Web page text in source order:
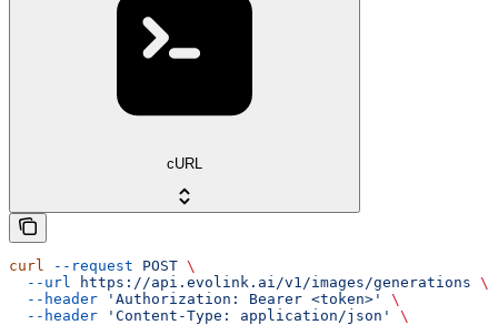
cURL
curl --request POST \
  --url
https://api.evolink.ai/v1/images/generations \
  --header
'Authorization: Bearer <token>'
\
  --header
'Content-Type: application/json'
\